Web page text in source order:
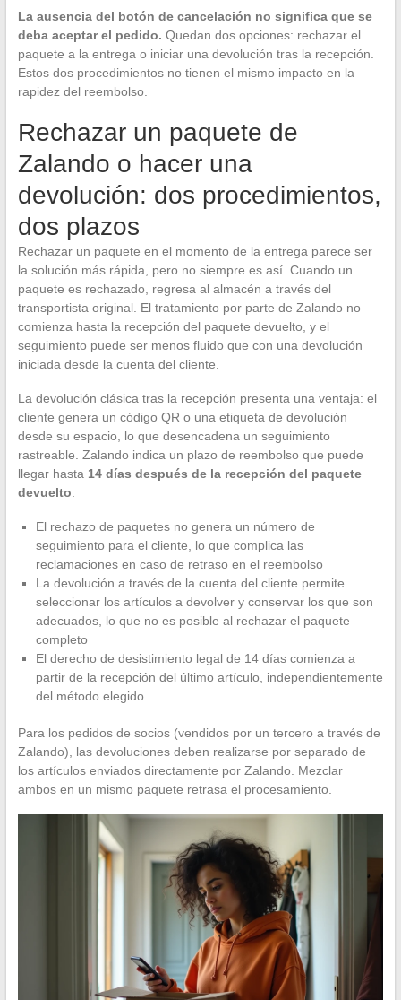
La ausencia del botón de cancelación no significa que se
deba aceptar el pedido. Quedan dos opciones: rechazar el
paquete a la entrega o iniciar una devolución tras la recepción.
Estos dos procedimientos no tienen el mismo impacto en la
rapidez del reembolso.
Rechazar un paquete de
Zalando o hacer una
devolución: dos procedimientos,
dos plazos
Rechazar un paquete en el momento de la entrega parece ser
la solución más rápida, pero no siempre es así. Cuando un
paquete es rechazado, regresa al almacén a través del
transportista original. El tratamiento por parte de Zalando no
comienza hasta la recepción del paquete devuelto, y el
seguimiento puede ser menos fluido que con una devolución
iniciada desde la cuenta del cliente.
La devolución clásica tras la recepción presenta una ventaja: el
cliente genera un código QR o una etiqueta de devolución
desde su espacio, lo que desencadena un seguimiento
rastreable. Zalando indica un plazo de reembolso que puede
llegar hasta 14 días después de la recepción del paquete
devuelto
El rechazo de paquetes no genera un número de
seguimiento para el cliente, lo que complica las
reclamaciones en caso de retraso en el reembolso
La devolución a través de la cuenta del cliente permite
seleccionar los artículos a devolver y conservar los que son
adecuados, lo que no es posible al rechazar el paquete
completo
El derecho de desistimiento legal de 14 días comienza a
partir de la recepción del último artículo, independientemente
del método elegido
Para los pedidos de socios (vendidos por un tercero a través de
Zalando), las devoluciones deben realizarse por separado de
los artículos enviados directamente por Zalando. Mezclar
ambos en un mismo paquete retrasa el procesamiento.